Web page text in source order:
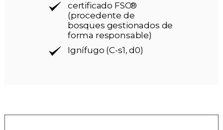
certificado FSC®
(procedente de
bosques gestionados de
forma responsable)
Ignífugo (C-s1, d0)